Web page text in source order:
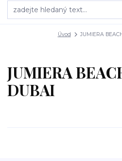
Úvod JUMIERA
JUMIERA
DUBAI